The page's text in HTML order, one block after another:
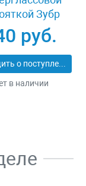
Зубр
2053-
60_z01руб.
Сообщить о поступлении
в наличии